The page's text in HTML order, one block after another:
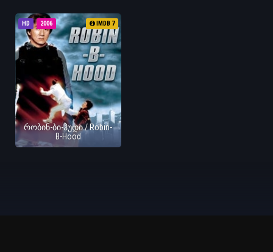
HD 2006 IMDB 7
რობინ-ბი-ჰუდი / Robin-
B-Hood